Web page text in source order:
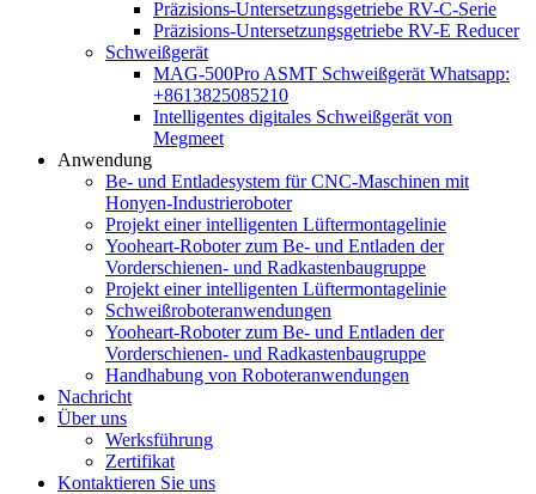
Präzisions-Untersetzungsgetriebe RV-C-Serie
Präzisions-Untersetzungsgetriebe RV-E Reducer
Schweißgerät
MAG-500Pro ASMT Schweißgerät Whatsapp:
+8613825085210
Intelligentes digitales Schweißgerät von
Megmeet
Anwendung
Be- und Entladesystem für CNC-Maschinen mit
Honyen-Industrieroboter
Projekt einer intelligenten Lüftermontagelinie
Yooheart-Roboter zum Be- und Entladen der
Vorderschienen- und Radkastenbaugruppe
Projekt einer intelligenten Lüftermontagelinie
Schweißroboteranwendungen
Yooheart-Roboter zum Be- und Entladen der
Vorderschienen- und Radkastenbaugruppe
Handhabung von Roboteranwendungen
Nachricht
Über uns
Werksführung
Zertifikat
Kontaktieren Sie uns